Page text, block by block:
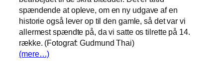
spændende at opleve, om en ny udgave af en
historie også lever op til den gamle, så det var vi
allermest spændte på, da vi satte os tilrette på 14.
række. (Fotograf: Gudmund Thai)
(mere…)